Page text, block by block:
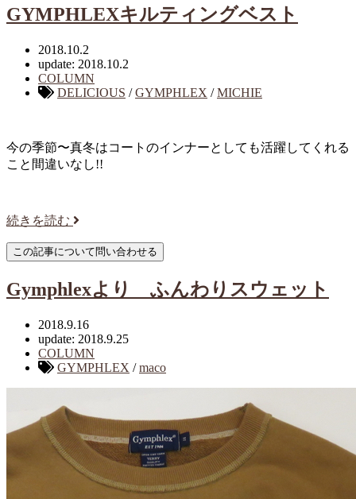
GYMPHLEXキルティングベスト
2018.10.2
update: 2018.10.2
COLUMN
DELICIOUS /GYMPHLEX /MICHIE
今の季節〜真冬はコートのインナーとしても活躍してくれる
こと間違いなし!!
続きを読む
Gymphlexより ふんわりスウェット
2018.9.16
update: 2018.9.25
COLUMN
GYMPHLEX /maco